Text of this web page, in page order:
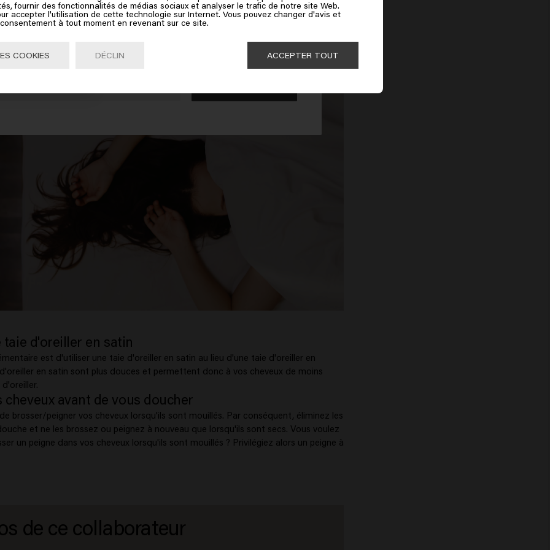
vos cheveux.
de protection contre la chaleur pour vos cheveux lorsque vous utilisez un fer à
taie d'oreiller en satin
est d'utiliser une taie d'oreiller en satin au lieu d'une taie d'oreiller en
en satin sont plus douces et permettent donc à vos cheveux de moins
cheveux avant de vous doucher
brosser/peigner vos cheveux lorsqu'ils sont mouillés. Par conséquent, éliminez les
et ne les brossez ou peignez à nouveau que lorsqu'ils sont secs. Vous voulez
un peigne dans vos cheveux lorsqu'ils sont mouillés ? Privilégiez alors un peigne à
de ce collaborateur
of America
fournir des fonctionnalités de médias sociaux et analyser le trafic de notre site Web.
accepter l'utilisation de cette technologie sur Internet. Vous pouvez changer d'avis et
à tout moment en revenant sur ce site.
ACCEPTER TOUT
COOKIES DÉCLIN